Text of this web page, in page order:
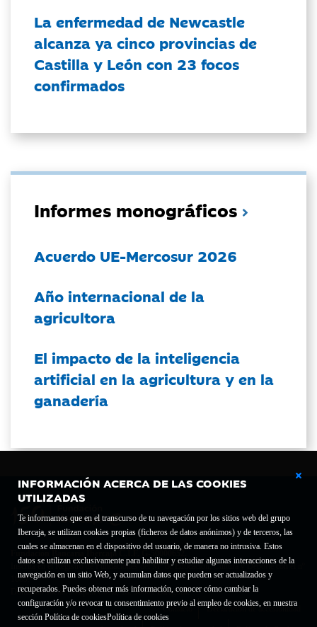
INFORMACIÓN ACERCA DE LAS COOKIES
UTILIZADAS
Te informamos que en el transcurso de tu navegación por los sitios web del grupo
Ibercaja, se utilizan cookies propias (ficheros de datos anónimos) y de terceros, las
cuales se almacenan en el dispositivo del usuario, de manera no intrusiva. Estos
datos se utilizan exclusivamente para habilitar y estudiar algunas interacciones de la
navegación en un sitio Web, y acumulan datos que pueden ser actualizados y
recuperados. Puedes obtener más información, conocer cómo cambiar la
configuración y/o revocar tu consentimiento previo al empleo de cookies, en nuestra
sección Política de cookiesPolítica de cookies
La enfermedad de Newcastle
alcanza ya cinco provincias de
Castilla y León con 23 focos
confirmados
Informes monográficos
Acuerdo UE-Mercosur 2026
Año internacional de la
agricultora
El impacto de la inteligencia
artificial en la agricultura y en la
ganadería
Fundación Bancaria Ibercaja C.I.F. G-50000652.
Inscrita en el Registro de Fundaciones del Mº de Educación, Cultura y Deporte con el nº
1689.
Domicilio social: Joaquín Costa, 13. 50001 Zaragoza.
Contacto
Declaración de accesibilidad